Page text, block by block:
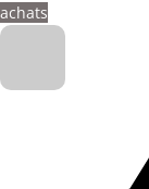
achats